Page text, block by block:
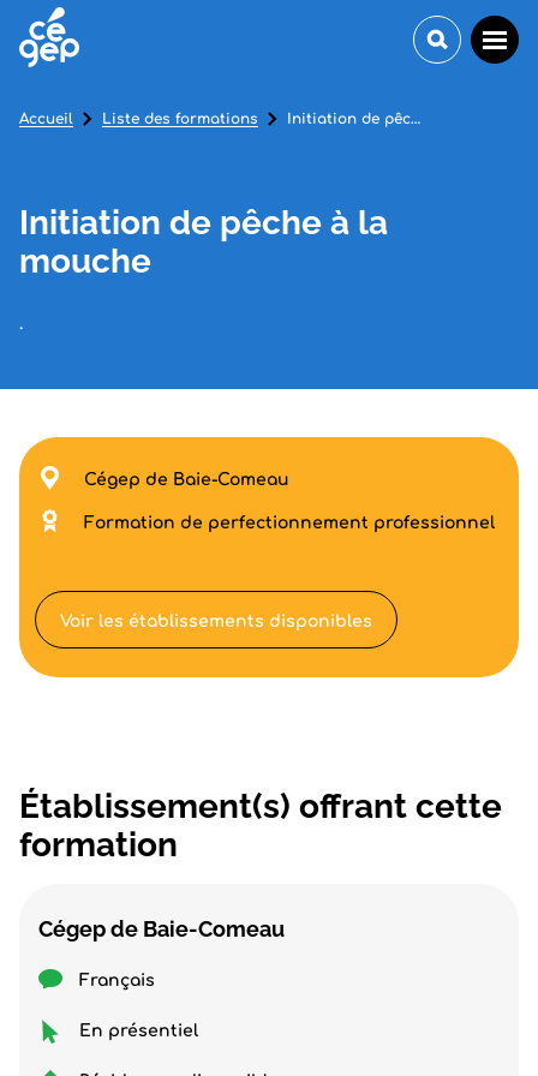
Initiation de pêche à la
mouche
.
Accueil Liste des formations Initiation de pêche à la mouche
Cégep de Baie-Comeau
Formation de perfectionnement professionnel
Voir les établissements disponibles
Établissement(s) offrant cette
formation
Cégep de Baie-Comeau
Français
En présentiel